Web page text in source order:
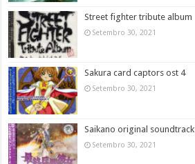
Street fighter tribute album
Setembro 30, 2021
Sakura card captors ost 4
Setembro 30, 2021
Saikano original soundtrack
Setembro 30, 2021